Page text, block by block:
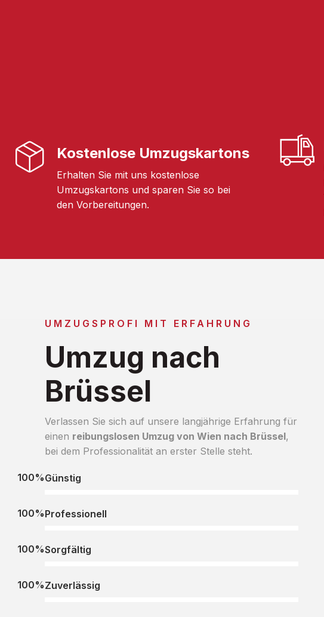
Kostenlose Umzugskartons
Erhalten Sie mit uns kostenlose
Umzugskartons und sparen Sie so bei
den Vorbereitungen.
UMZUGSPROFI MIT ERFAHRUNG
Umzug nach
Brüssel
Verlassen Sie sich auf unsere langjährige Erfahrung für
einen reibungslosen Umzug von Wien nach Brüssel,
bei dem Professionalität an erster Stelle steht.
Günstig
100%
Professionell
100%
Sorgfältig
100%
Zuverlässig
100%